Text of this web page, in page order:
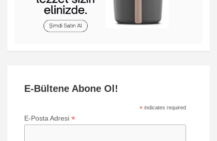
E-Bültene Abone Ol!
* indicates required
E-Posta Adresi *